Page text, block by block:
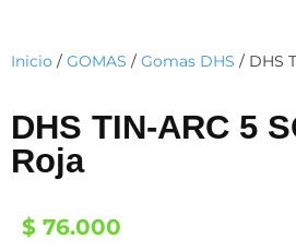
Inicio / GOMAS / Gomas DHS / DHS
DHS TIN-ARC 5
Roja
$ 76.000